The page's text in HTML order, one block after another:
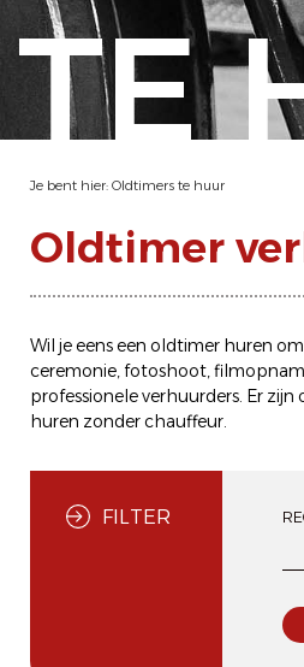
TE
Je bent hier: Oldtimers te huur
Oldtimer
Wil je eens een oldtimer huren
ceremonie, fotoshoot,
professionele verhuurders. Er zijn
huren zonder chauffeur.
FILTER